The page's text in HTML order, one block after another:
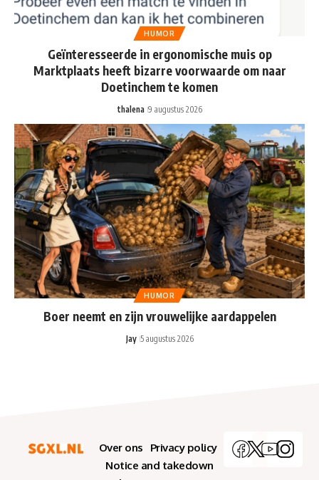
HUMOR
Geïnteresseerde in ergonomische muis op
Marktplaats heeft bizarre voorwaarde om naar
Doetinchem te komen
thalena 9 augustus 2026
HUMOR
Boer neemt en zijn vrouwelijke aardappelen
Jay 5 augustus 2026
Over ons
Privacy policy
Notice and takedown